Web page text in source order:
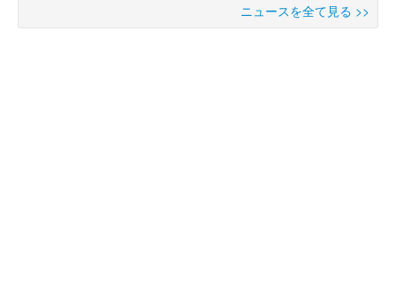
ニュースを全て見る >>